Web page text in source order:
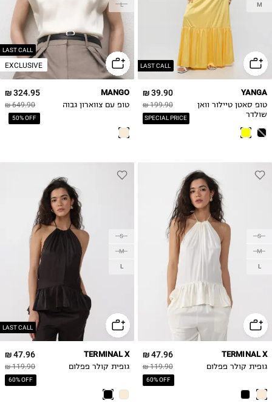
LAST CALL
M
39.90 ₪
199.90 ₪
SPECIAL PRICE
YANGA
טופ סאטן טיילור וואן
שולדר
LAST CALL
EXCLUSIVE
L
324.95 ₪
649.90 ₪
50% OFF
MANGO
טופ עם צווארון גבוה
S
M
L
47.96 ₪
119.90 ₪
60% OFF
TERMINAL X
גופית קולר פפלום
LAST CALL
S
M
L
47.96 ₪
119.90 ₪
60% OFF
TERMINAL X
גופית קולר פפלום